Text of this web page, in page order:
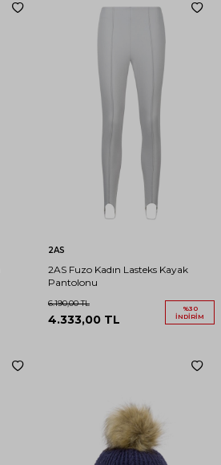
2AS
2AS Fuzo Kadın Lasteks Kayak
Pantolonu
6.190,00TL
4.333,00 TL
%30
İNDIRIM